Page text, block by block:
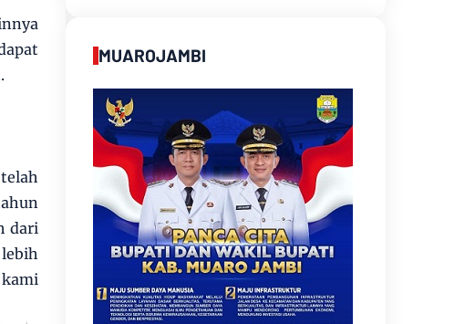
dari
MUAROJAMBI